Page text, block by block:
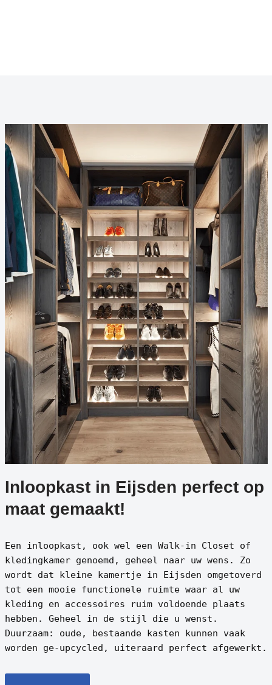
Inloopkast in Eijsden perfect op
maat gemaakt!
Een inloopkast, ook wel een Walk-in Closet of
kledingkamer genoemd, geheel naar uw wens. Zo
wordt dat kleine kamertje in Eijsden omgetoverd
tot een mooie functionele ruimte waar al uw
kleding en accessoires ruim voldoende plaats
hebben. Geheel in de stijl die u wenst.
Duurzaam: oude, bestaande kasten kunnen vaak
worden ge-upcycled, uiteraard perfect afgewerkt.